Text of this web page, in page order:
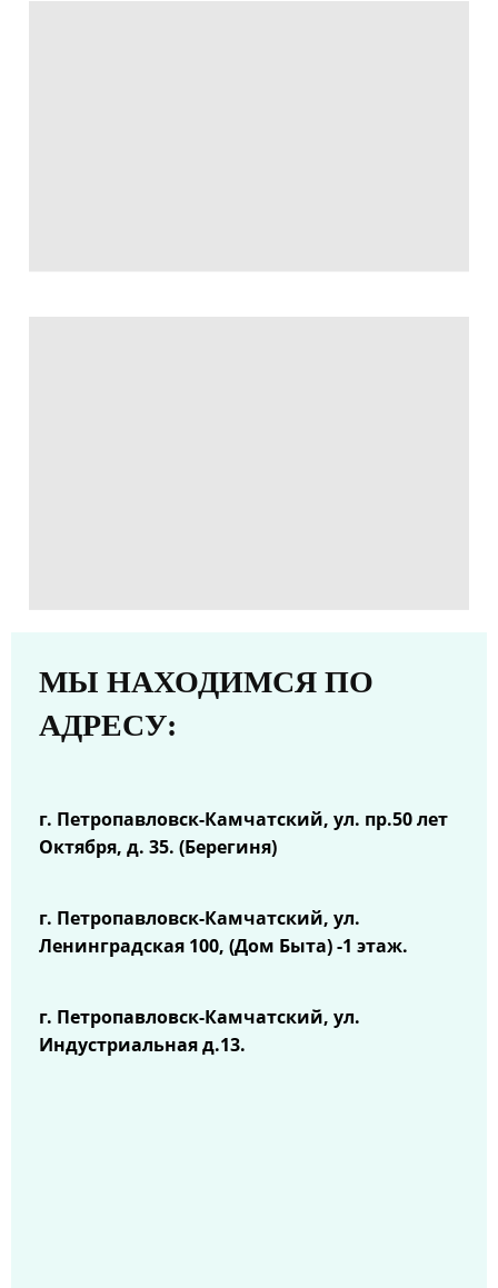
МЫ НАХОДИМСЯ ПО
АДРЕСУ:
г. Петропавловск-Камчатский, ул. пр.50 лет
Октября, д. 35. (Берегиня)
г. Петропавловск-Камчатский, ул.
Ленинградская 100, (Дом Быта) -1 этаж.
г. Петропавловск-Камчатский, ул.
Индустриальная д.13.